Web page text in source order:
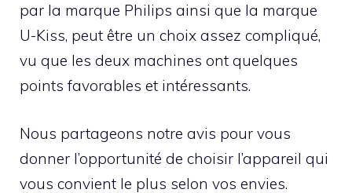
par la marque Philips ainsi que la marque
U-Kiss, peut être un choix assez compliqué,
vu que les deux machines ont quelques
points favorables et intéressants.
Nous partageons notre avis pour vous
donner l’opportunité de choisir l’appareil qui
vous convient le plus selon vos envies.